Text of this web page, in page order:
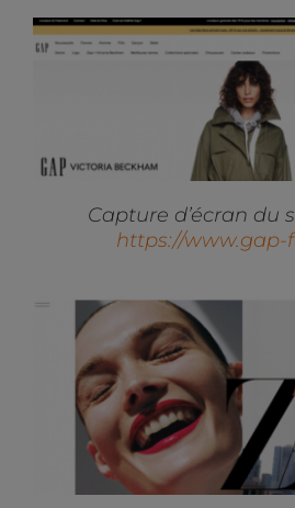
Capture d’écran du
https://www.gap-